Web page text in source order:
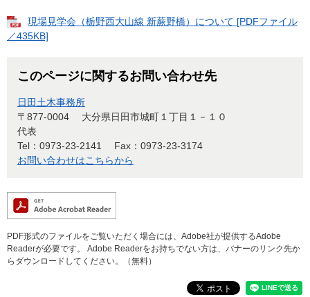
現場見学会（栃野西大山線 新蕨野橋）について [PDFファイル
／435KB]
このページに関するお問い合わせ先
日田土木事務所
〒877-0004
大分県日田市城町１丁目１－１０
代表
Tel：0973-23-2141
Fax：0973-23-3174
お問い合わせはこちらから
PDF形式のファイルをご覧いただく場合には、Adobe社が提供するAdobe
Readerが必要です。
Adobe Readerをお持ちでない方は、バナーのリンク先か
らダウンロードしてください。（無料）